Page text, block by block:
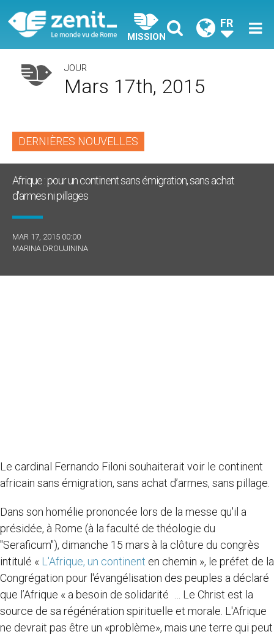
MISSION
FR
JOUR
Mars 17th, 2015
DERNIÈRES NOUVELLES
Afrique : pour un continent sans émigration, sans achat
d'armes ni pillages
MAR 17, 2015 00:00
MARINA DROUJININA
Le cardinal Fernando Filoni souhaiterait voir le continent
africain sans émigration, sans achat d’armes, sans pillage.
Dans son homélie prononcée lors de la messe qu'il a
présidée, à Rome (à la faculté de théologie du
"Seraficum"), dimanche 15 mars à la clôture du congrès
intitulé « L'Afrique, un continent en chemin », le préfet de la
Congrégation pour l'évangélisation des peuples a déclaré
que l’Afrique « a besoin de solidarité … Le Christ est la
source de sa régénération spirituelle et morale. L'Afrique
ne devrait pas être un «problème», mais une terre qui peut